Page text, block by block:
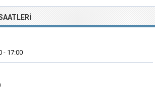
- 17:00